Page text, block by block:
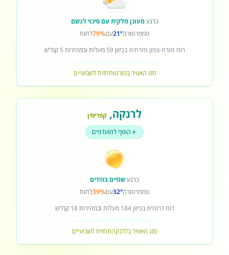
כרגעמעונן חלקית עם סיכוי לגשם
טמפרטורה21°עם79%לחות
רוח מזרח-צפון מזרחיתבכיוון59 מעלות ובמהירות 5 קמ"ש
מזג האוויר בפורטותחזית לשבועיים
לרנקה, קפריסין
הוסף למועדפים
כרגעשמיים בהירים
טמפרטורה32°עם39%לחות
רוחדרומיתבכיוון184 מעלות ובמהירות18 קמ"ש
מזג האוויר בלרנקהתחזית לשבועיים